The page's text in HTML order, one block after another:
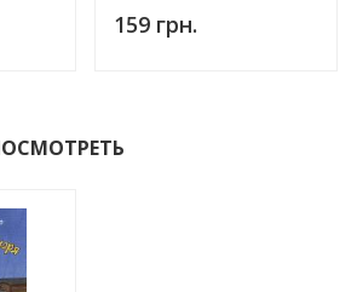
159 грн.